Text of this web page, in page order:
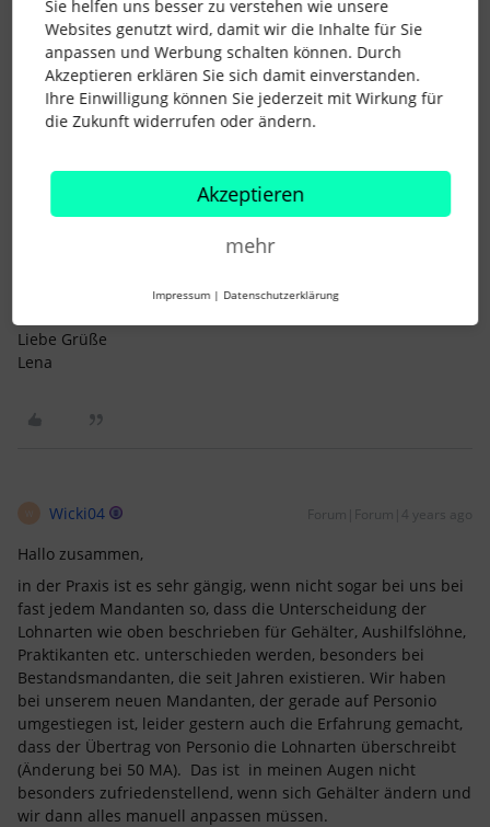
Luise
Lena Forum|Forum|4 years ago
mir ist bisher zumindest nichts bekannt dazu. :)
melde ich mich nochmal.
Liebe Grüße
Lena
Wicki04 Forum|Forum|4 years ago
Hallo zusammen,
in der Praxis ist es sehr gängig, wenn nicht sogar bei uns bei
fast jedem Mandanten so, dass die Unterscheidung der
Lohnarten wie oben beschrieben für Gehälter, Aushilfslöhne,
Praktikanten etc. unterschieden werden, besonders bei
Bestandsmandanten, die seit Jahren existieren. Wir haben
bei unserem neuen Mandanten, der gerade auf Personio
umgestiegen ist, leider gestern auch die Erfahrung gemacht,
dass der Übertrag von Personio die Lohnarten überschreibt
(Änderung bei 50 MA). Das ist in meinen Augen nicht
besonders zufriedenstellend, wenn sich Gehälter ändern und
wir dann alles manuell anpassen müssen.
Sie helfen uns besser zu verstehen wie unsere
Websites genutzt wird, damit wir die Inhalte für Sie
anpassen und Werbung schalten können. Durch
Akzeptieren erklären Sie sich damit einverstanden.
Ihre Einwilligung können Sie jederzeit mit Wirkung für
die Zukunft widerrufen oder ändern.
Akzeptieren
mehr
Impressum | Datenschutzerklärung